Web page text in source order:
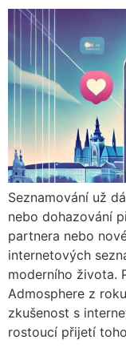
Seznamování už
nebo dohazování
partnera nebo
internetových
moderního života.
Admosphere z
zkušenost s
rostoucí přijetí